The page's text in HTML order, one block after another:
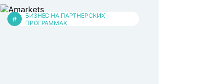
#
БИЗНЕС НА ПАРТНЕРСКИХ
ПРОГРАММАХ